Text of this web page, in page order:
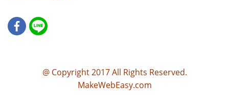
@ Copyright 2017 All Rights Reserved.
MakeWebEasy.com